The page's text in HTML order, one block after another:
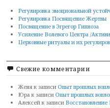
Регулировка эмоциональной
Регулировка Посвящение Жертвы
Посвящение в Эгрегор Гипноза
Усиление Волевого Центра /
Церковные ритуалы и их
Свежие комментарии
Женя к записи Опыт прошлых
Юра к записи Опыт прошлых
Алексей к записи